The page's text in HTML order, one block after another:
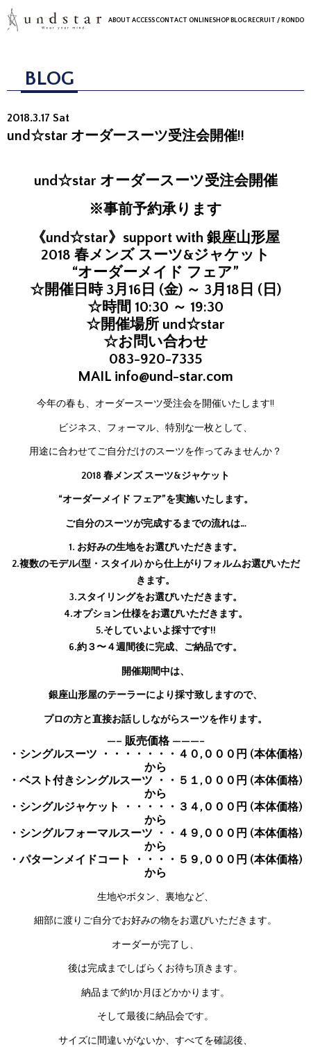
ABOUT ACCESSCONTACT ONLINESHOP BLOG RECRUIT / RONDO
BLOG
2018.3.17 Sat
und☆star オーダースーツ受注会開催!!
und☆star オーダースーツ受注会開催
※事前予約承ります
《und☆star》support with 銀座山形屋
2018 春メンズ スーツ&ジャケット
“オーダーメイド フェア”
☆開催日時 3月16日 (金) ～ 3月18日 (日)
☆時間 10:30 ～ 19:30
☆開催場所 und☆star
☆お問い合わせ
083-920-7335
MAIL info@und-star.com
今年の春も、オーダースーツ受注会を開催いたします!!
ビジネス、フォーマル、特別な一枚として、
用途に合わせてご自分だけのスーツを作ってみませんか？
2018 春メンズ スーツ&ジャケット
“オーダーメイド フェア”を実施いたします。
ご自分のスーツが完成するまでの流れは…
1. お好みの生地をお選びいただきます。
2.複数のモデル(型・スタイル) から仕上がりフォルムお選びいただ
きます。
3.スタイリングをお選びいただきます。
4.オプション仕様をお選びいただきます。
5.そしていよいよ採寸です!!
6.約３〜４週間後に完成、ご納品です。
開催期間中は、
銀座山形屋のテーラーにより採寸致しますので、
プロの方と直接お話ししながらスーツを作ります。
—– 販売価格 ———-
・シングルスーツ ・・・・・・・４０,０００円 (本体価格)
から
・ベスト付きシングルスーツ ・・５１,０００円 (本体価格)
から
・シングルジャケット ・・・・・３４,０００円 (本体価格)
から
・シングルフォーマルスーツ ・・４９,０００円 (本体価格)
から
・パターンメイドコート ・・・・５９,０００円 (本体価格)
から
生地やボタン、裏地など、
細部に渡りご自分でお好みの物をお選びいただきます。
オーダーが完了し、
後は完成までしばらくお待ち頂きます。
納品まで約1か月ほどかかります。
そして最後に納品会です。
サイズに間違いがないか、すべてを確認後、